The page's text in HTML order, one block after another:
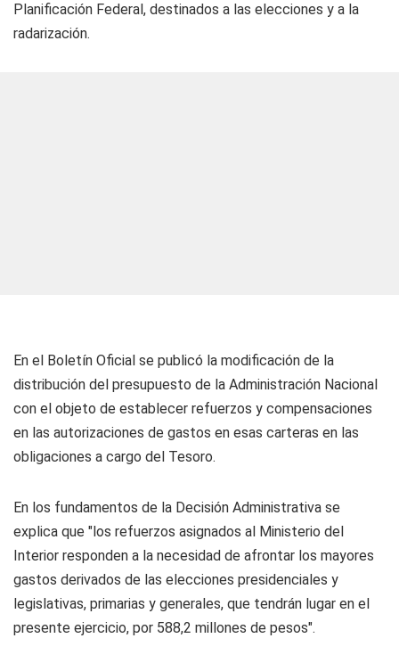
Planificación Federal, destinados a las elecciones y a la
radarización.
En el Boletín Oficial se publicó la modificación de la
distribución del presupuesto de la Administración Nacional
con el objeto de establecer refuerzos y compensaciones
en las autorizaciones de gastos en esas carteras en las
obligaciones a cargo del Tesoro.
En los fundamentos de la Decisión Administrativa se
explica que "los refuerzos asignados al Ministerio del
Interior responden a la necesidad de afrontar los mayores
gastos derivados de las elecciones presidenciales y
legislativas, primarias y generales, que tendrán lugar en el
presente ejercicio, por 588,2 millones de pesos".